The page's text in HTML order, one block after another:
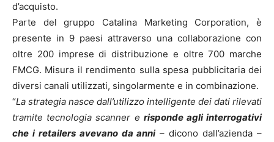
d’acquisto.
Parte del gruppo Catalina Marketing Corporation, è
presente in 9 paesi attraverso una collaborazione con
oltre 200 imprese di distribuzione e oltre 700 marche
FMCG. Misura il rendimento sulla spesa pubblicitaria dei
diversi canali utilizzati, singolarmente e in combinazione.
“La strategia nasce dall’utilizzo intelligente dei dati rilevati
tramite tecnologia scanner e risponde agli interrogativi
che i retailers avevano da anni– dicono dall’azienda –